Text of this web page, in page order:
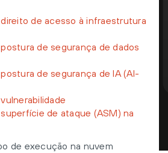
de acesso à infraestrutura
de segurança de dados
de segurança de IA (AI-
de ataque (ASM) na
de execução na nuvem
que meus dados pessoais serão
aPolítica de Privacidadee osTermos